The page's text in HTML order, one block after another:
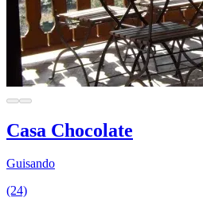
Casa Chocolate
Guisando
(24)